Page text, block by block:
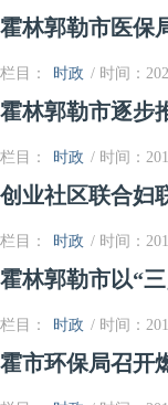
霍林郭勒市医保
栏目： 时政 / 时间：
霍林郭勒市逐步
栏目： 时政 / 时间：
创业社区联合妇
栏目： 时政 / 时间：
霍林郭勒市以“
栏目： 时政 / 时间：
霍市环保局召开